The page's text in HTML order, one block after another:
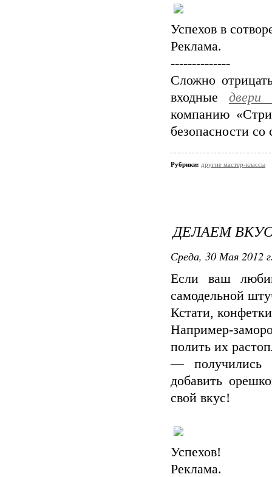
Успехов в
Реклама.
--------------
Сложно
входные двери
компанию
безопасности
Рубрики: другие мастер-классы
ДЕЛАЕМ
Среда, 30 Мая 2012
Если ваш
самодельной
Кстати,
Например-
полить их
— получились
добавить
свой вкус!
Успехов!
Реклама.